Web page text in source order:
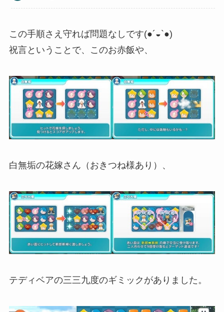
この手順さえ守れば問題なしです(●´◒`●)
祝言ということで、このお赤飯や、
白無垢の花嫁さん（おきつね様あり）、
テディベアの三三九度のギミックがありました。